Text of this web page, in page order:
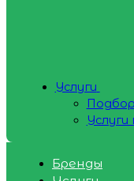
Услуги
Бренды